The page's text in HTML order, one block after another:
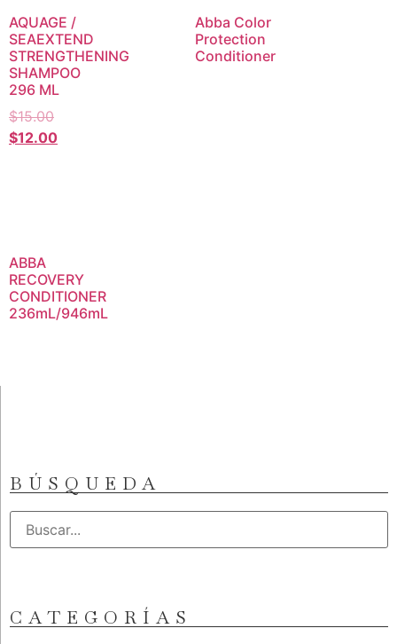
AQUAGE /
SEAEXTEND
STRENGTHENING
SHAMPOO
296 ML
$15.00
$12.00
Abba Color
Protection
Conditioner
ABBA
RECOVERY
CONDITIONER
236mL/946mL
BÚSQUEDA
CATEGORÍAS